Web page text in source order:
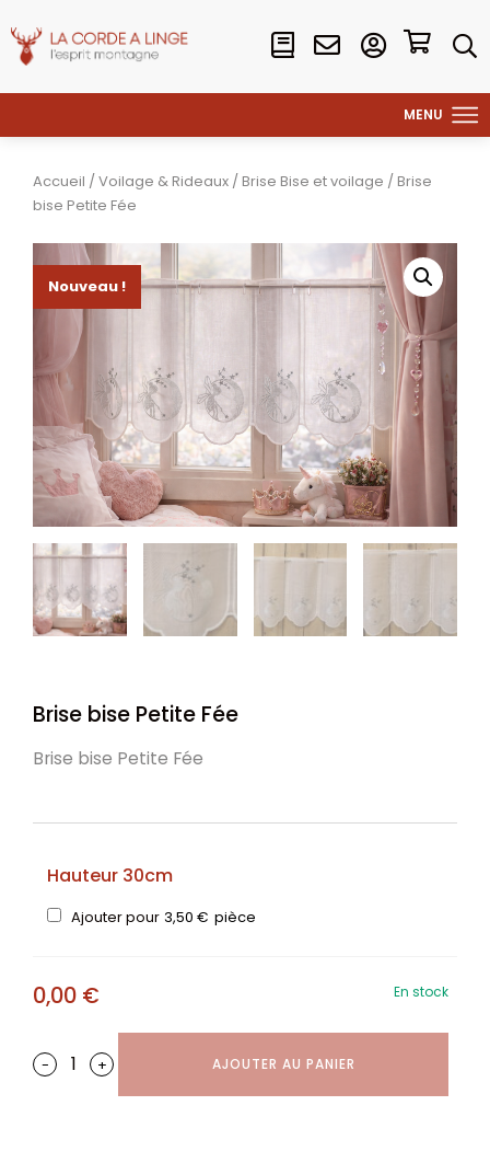
Accueil /Voilage & Rideaux / Brise Bise et voilage / Brise
bise Petite Fée
Nouveau !
Brise bise Petite Fée
Brise bise Petite Fée
Hauteur 30cm
Ajouter pour 3,50€ pièce
0,00 € En stock
- + AJOUTER AU PANIER